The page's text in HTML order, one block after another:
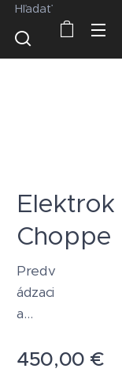
Hľadať
Predv
ádzaci
a
okolo
450,00 €